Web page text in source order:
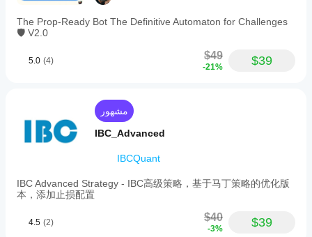
The Prop-Ready Bot The Definitive Automaton for Challenges
🛡️ V2.0
5.0 (4) $49
-21% $39
مشهور
IBC_Advanced
IBCQuant
IBC Advanced Strategy - IBC高级策略，基于马丁策略的优化版
本，添加止损配置
4.5 (2) $40
-3% $39